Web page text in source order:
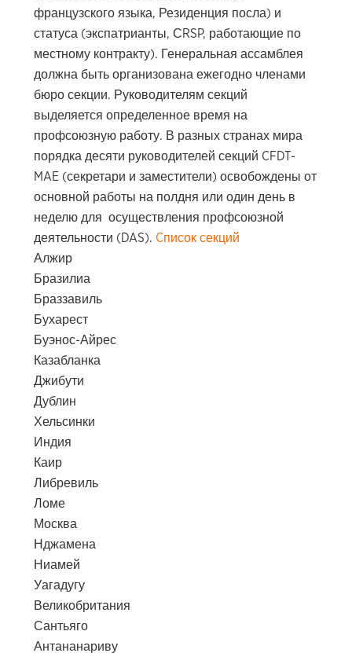
французского языка, Резиденция посла) и
статуса (экспатрианты, СRSP, работающие по
местному контракту). Генеральная ассамблея
должна быть организована ежегодно членами
бюро секции. Руководителям секций
выделяется определенное время на
профсоюзную работу. В разных странах мира
порядка десяти руководителей секций CFDT-
MAE (секретари и заместители) освобождены от
основной работы на полдня или один день в
неделю для осуществления профсоюзной
деятельности (DAS). Cписок секций
Алжир
Бразилиа
Браззавиль
Бухарест
Буэнос-Айрес
Казабланка
Джибути
Дублин
Хельсинки
Индия
Каир
Либревиль
Ломе
Москва
Нджамена
Ниамей
Уагадугу
Великобритания
Сантьяго
Антананариву